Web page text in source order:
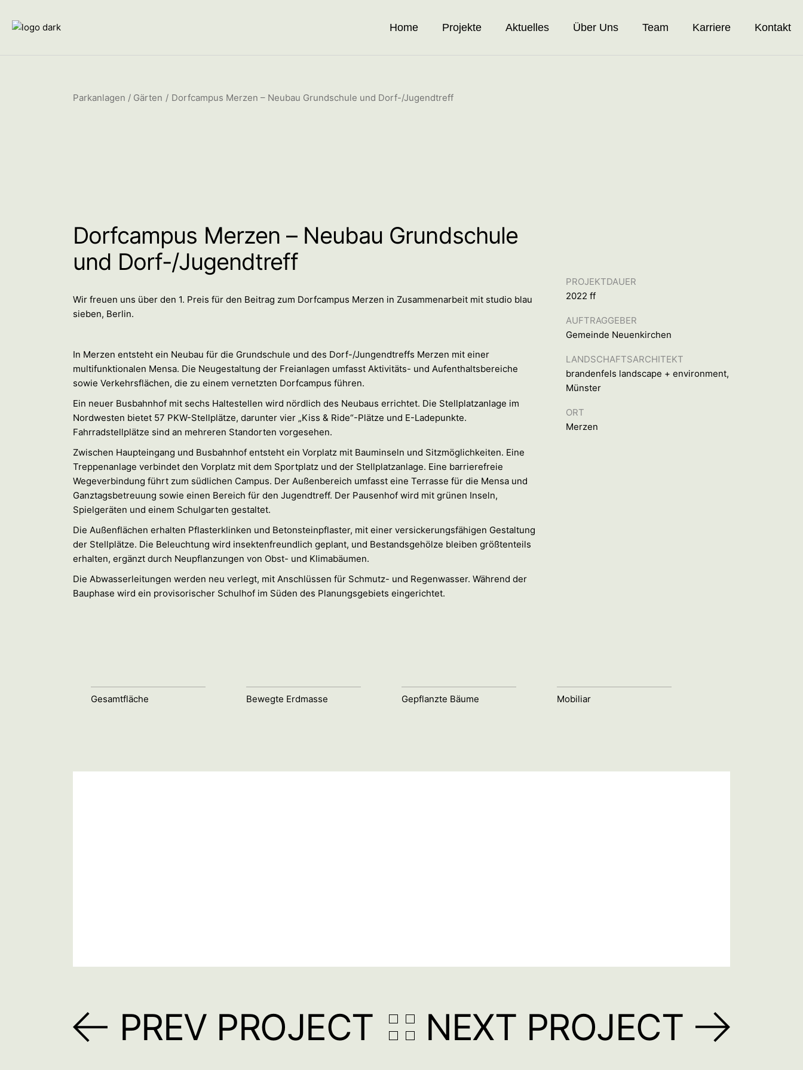
Home Projekte Aktuelles Über Uns Team Karriere Kontakt
Parkanlagen / Gärten Dorfcampus Merzen – Neubau Grundschule und Dorf-/Jugendtreff
Dorfcampus Merzen – Neubau Grundschule
und Dorf-/Jugendtreff
Wir freuen uns über den 1. Preis für den Beitrag zum Dorfcampus Merzen in Zusammenarbeit mit studio blau
sieben, Berlin.
In Merzen entsteht ein Neubau für die Grundschule und des Dorf-/Jungendtreffs Merzen mit einer
multifunktionalen Mensa. Die Neugestaltung der Freianlagen umfasst Aktivitäts- und Aufenthaltsbereiche
sowie Verkehrsflächen, die zu einem vernetzten Dorfcampus führen.
Ein neuer Busbahnhof mit sechs Haltestellen wird nördlich des Neubaus errichtet. Die Stellplatzanlage im
Nordwesten bietet 57 PKW-Stellplätze, darunter vier „Kiss & Ride“-Plätze und E-Ladepunkte.
Fahrradstellplätze sind an mehreren Standorten vorgesehen.
Zwischen Haupteingang und Busbahnhof entsteht ein Vorplatz mit Bauminseln und Sitzmöglichkeiten. Eine
Treppenanlage verbindet den Vorplatz mit dem Sportplatz und der Stellplatzanlage. Eine barrierefreie
Wegeverbindung führt zum südlichen Campus. Der Außenbereich umfasst eine Terrasse für die Mensa und
Ganztagsbetreuung sowie einen Bereich für den Jugendtreff. Der Pausenhof wird mit grünen Inseln,
Spielgeräten und einem Schulgarten gestaltet.
Die Außenflächen erhalten Pflasterklinken und Betonsteinpflaster, mit einer versickerungsfähigen Gestaltung
der Stellplätze. Die Beleuchtung wird insektenfreundlich geplant, und Bestandsgehölze bleiben größtenteils
erhalten, ergänzt durch Neupflanzungen von Obst- und Klimabäumen.
Die Abwasserleitungen werden neu verlegt, mit Anschlüssen für Schmutz- und Regenwasser. Während der
Bauphase wird ein provisorischer Schulhof im Süden des Planungsgebiets eingerichtet.
PROJEKTDAUER
2022 ff
AUFTRAGGEBER
Gemeinde Neuenkirchen
LANDSCHAFTSARCHITEKT
brandenfels landscape + environment,
Münster
ORT
Merzen
Gesamtfläche Bewegte Erdmasse Gepflanzte Bäume Mobiliar
PREV PROJECT NEXT PROJECT